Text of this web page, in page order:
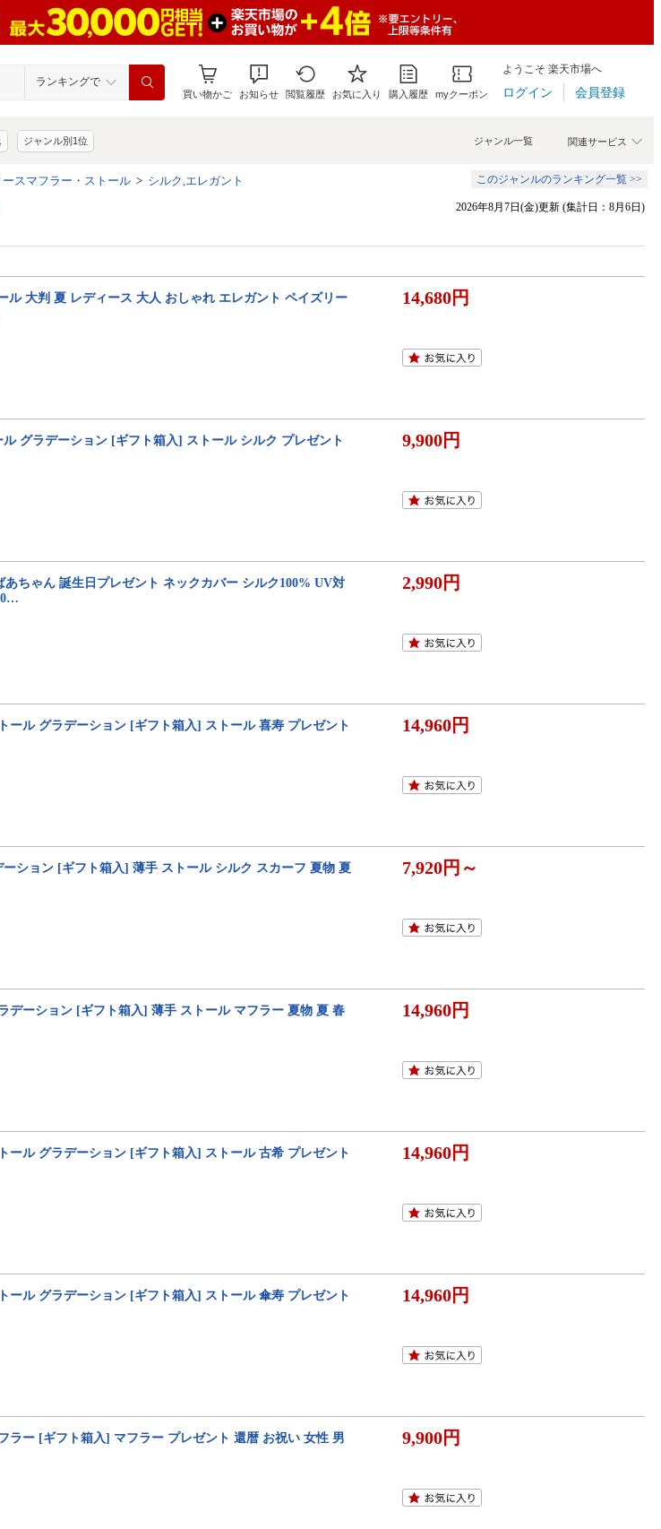
ランキングで
買い物かご お知らせ 閲覧履歴 お気に入り 購入履歴 myクーポン
ようこそ 楽天市場へ
ログイン 会員登録
関連サービス
ジャンル一覧
ジャンル別1位
ースマフラー・ストール > シルク,エレガント このジャンルのランキング一覧 >>
2026年8月7日(金)更新 (集計日：8月6日)
ル 大判 夏 レディース 大人 おしゃれ エレガント ペイズリー
14,680円
グラデーション [ギフト箱入] ストール シルク プレゼント
9,900円
あちゃん 誕生日プレゼント ネックカバー シルク100% UV対
2,990円
ール グラデーション [ギフト箱入] ストール 喜寿 プレゼント
14,960円
ーション [ギフト箱入] 薄手 ストール シルク スカーフ 夏物 夏
7,920円～
デーション [ギフト箱入] 薄手 ストール マフラー 夏物 夏 春
14,960円
ール グラデーション [ギフト箱入] ストール 古希 プレゼント
14,960円
ール グラデーション [ギフト箱入] ストール 傘寿 プレゼント
14,960円
ラー [ギフト箱入] マフラー プレゼント 還暦 お祝い 女性 男
9,900円